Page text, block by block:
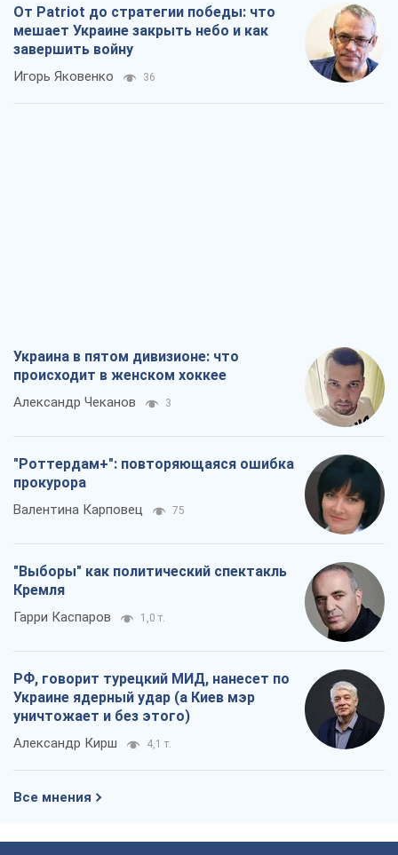
От Patriot до стратегии победы: что
мешает Украине закрыть небо и как
завершить войну
Игорь Яковенко 36
Украина в пятом дивизионе: что
происходит в женском хоккее
Александр Чеканов 3
"Роттердам+": повторяющаяся ошибка
прокурора
Валентина Карповец 75
"Выборы" как политический спектакль
Кремля
Гарри Каспаров 1,0 т.
РФ, говорит турецкий МИД, нанесет по
Украине ядерный удар (а Киев мэр
уничтожает и без этого)
Александр Кирш 4,1 т.
Все мнения